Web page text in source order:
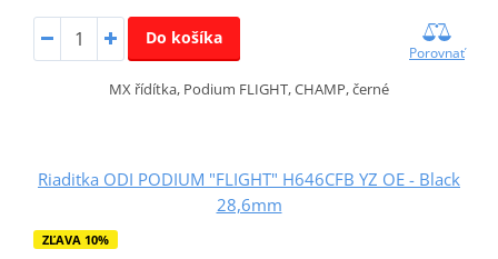
Do košíka
Porovnať
MX řídítka, Podium FLIGHT, CHAMP, černé
Riaditka ODI PODIUM "FLIGHT" H646CFB YZ OE - Black
28,6mm
ZĽAVA 10%